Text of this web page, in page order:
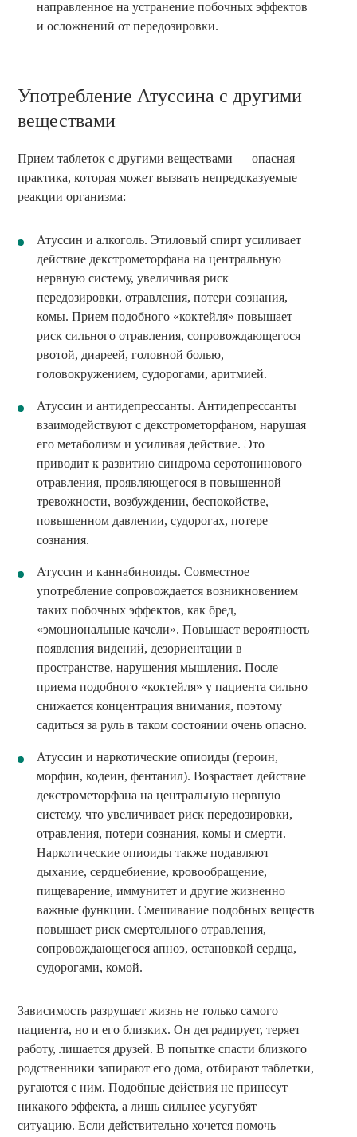
направленное на устранение побочных эффектов
и осложнений от передозировки.
Употребление Атуссина с другими
веществами
Прием таблеток с другими веществами — опасная
практика, которая может вызвать непредсказуемые
реакции организма:
Атуссин и алкоголь. Этиловый спирт усиливает
действие декстрометорфана на центральную
нервную систему, увеличивая риск
передозировки, отравления, потери сознания,
комы. Прием подобного «коктейля» повышает
риск сильного отравления, сопровождающегося
рвотой, диареей, головной болью,
головокружением, судорогами, аритмией.
Атуссин и антидепрессанты. Антидепрессанты
взаимодействуют с декстрометорфаном, нарушая
его метаболизм и усиливая действие. Это
приводит к развитию синдрома серотонинового
отравления, проявляющегося в повышенной
тревожности, возбуждении, беспокойстве,
повышенном давлении, судорогах, потере
сознания.
Атуссин и каннабиноиды. Совместное
употребление сопровождается возникновением
таких побочных эффектов, как бред,
«эмоциональные качели». Повышает вероятность
появления видений, дезориентации в
пространстве, нарушения мышления. После
приема подобного «коктейля» у пациента сильно
снижается концентрация внимания, поэтому
садиться за руль в таком состоянии очень опасно.
Атуссин и наркотические опиоиды (героин,
морфин, кодеин, фентанил). Возрастает действие
декстрометорфана на центральную нервную
систему, что увеличивает риск передозировки,
отравления, потери сознания, комы и смерти.
Наркотические опиоиды также подавляют
дыхание, сердцебиение, кровообращение,
пищеварение, иммунитет и другие жизненно
важные функции. Смешивание подобных веществ
повышает риск смертельного отравления,
сопровождающегося апноэ, остановкой сердца,
судорогами, комой.
Зависимость разрушает жизнь не только самого
пациента, но и его близких. Он деградирует, теряет
работу, лишается друзей. В попытке спасти близкого
родственники запирают его дома, отбирают таблетки,
ругаются с ним. Подобные действия не принесут
никакого эффекта, а лишь сильнее усугубят
ситуацию. Если действительно хочется помочь